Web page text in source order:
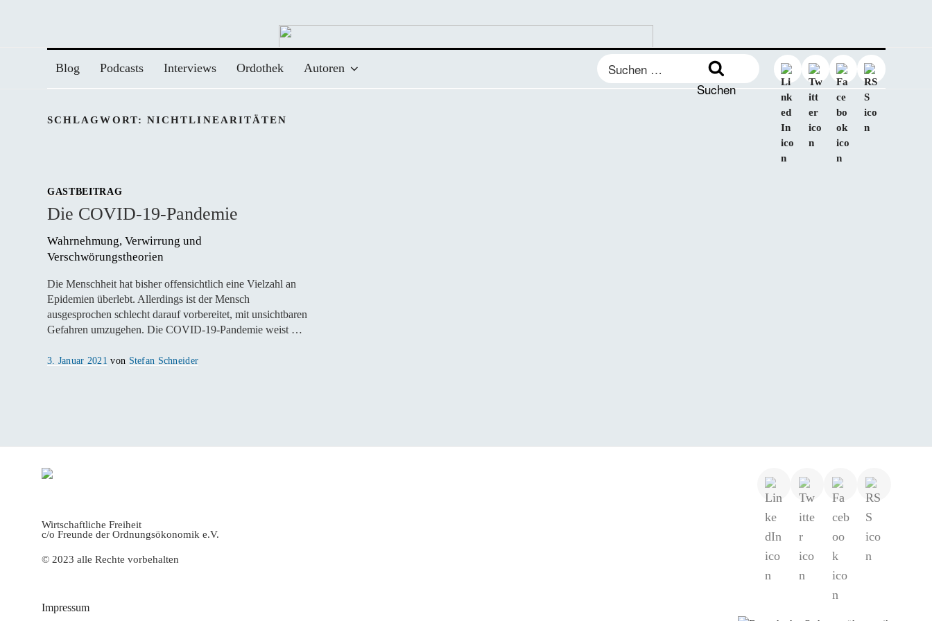
Blog Podcasts Interviews Ordothek Autoren
Suchen
nach:
Suchen
SCHLAGWORT: NICHTLINEARITÄTEN
GASTBEITRAG
Die COVID-19-Pandemie
Wahrnehmung, Verwirrung und
Verschwörungstheorien
Die Menschheit hat bisher offensichtlich eine Vielzahl an
Epidemien überlebt. Allerdings ist der Mensch
ausgesprochen schlecht darauf vorbereitet, mit unsichtbaren
Gefahren umzugehen. Die COVID-19-Pandemie weist …
Veröffentlicht
3. Januar 2021 von Stefan Schneider
Wirtschaftliche Freiheit
c/o Freunde der Ordnungsökonomik e.V.
© 2023 alle Rechte vorbehalten
Impressum